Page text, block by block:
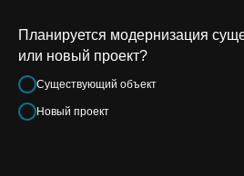
Планируется модернизация
или новый проект?
Существующий объект
Новый проект